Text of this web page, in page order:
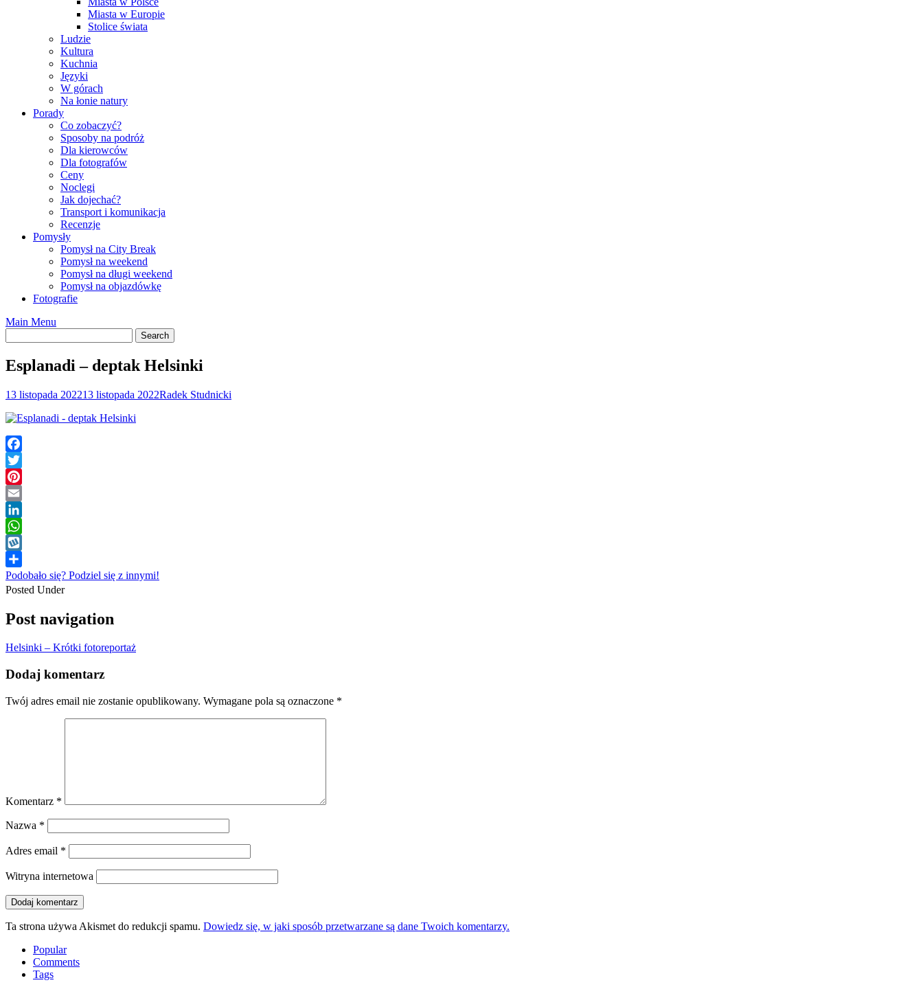
Miasta w Europie
Stolice świata
Ludzie
Kultura
Kuchnia
Języki
W górach
Na łonie natury
Porady
Co zobaczyć?
Sposoby na podróż
Dla kierowców
Dla fotografów
Ceny
Noclegi
Jak dojechać?
Transport i komunikacja
Recenzje
Pomysły
Pomysł na City Break
Pomysł na weekend
Pomysł na długi weekend
Pomysł na objazdówkę
Fotografie
Main Menu
Esplanadi – deptak Helsinki
13 listopada 202213 listopada 2022Radek Studnicki
Facebook
Twitter
Pinterest
Email
LinkedIn
WhatsApp
Wykop
Podobało się? Podziel się z innymi!
Posted Under
Post navigation
Helsinki – Krótki fotoreportaż
Dodaj komentarz
Twój adres email nie zostanie opublikowany. Wymagane pola są oznaczone *
Komentarz *
Nazwa *
Adres email *
Witryna internetowa
Ta strona używa Akismet do redukcji spamu. Dowiedz się, w jaki sposób przetwarzane są dane Twoich komentarzy.
Popular
Comments
Tags